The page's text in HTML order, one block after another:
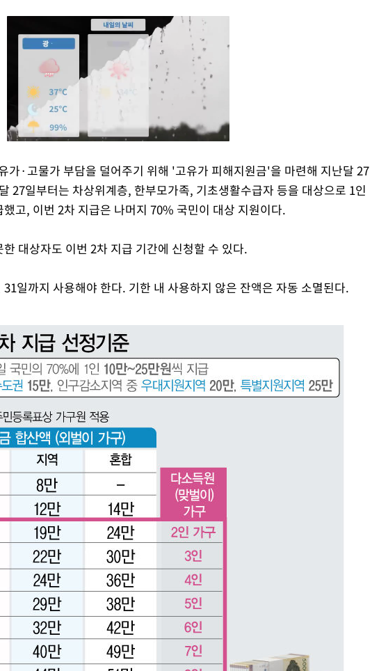
Mute
가·고물가 부담을 덜어주기 위해 '고유가 피해지원금'을 마련해 지난달 27
27일부터는 차상위계층, 한부모가족, 기초생활수급자 등을 대상으로 1인
고, 이번 2차 지급은 나머지 70% 국민이 대상 지원이다.
대상자도 이번 2차 지급 기간에 신청할 수 있다.
일까지 사용해야 한다. 기한 내 사용하지 않은 잔액은 자동 소멸된다.